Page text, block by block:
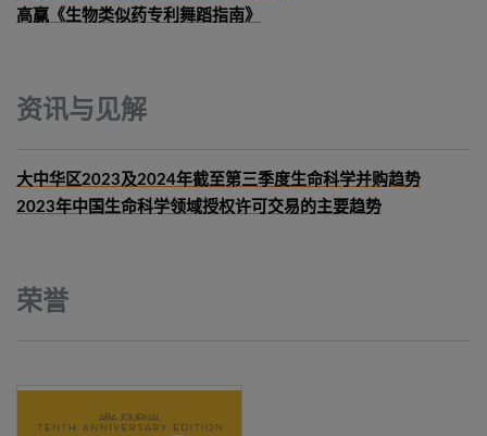
高赢《生物类似药专利舞蹈指南》
资讯与见解
大中华区2023及2024年截至第三季度生命科学并购趋势
2023年中国生命科学领域授权许可交易的主要趋势
荣誉